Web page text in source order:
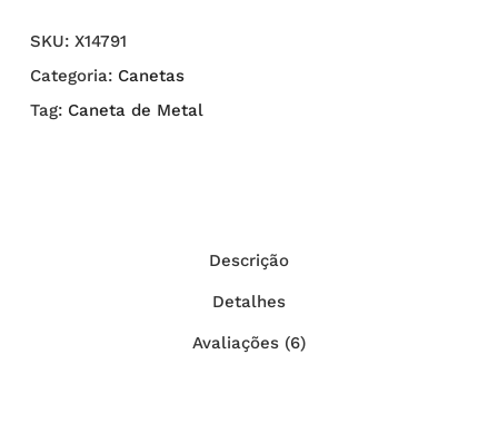
SKU: X14791
Categoria: Canetas
Tag: Caneta de Metal
Descrição
Detalhes
Avaliações (6)